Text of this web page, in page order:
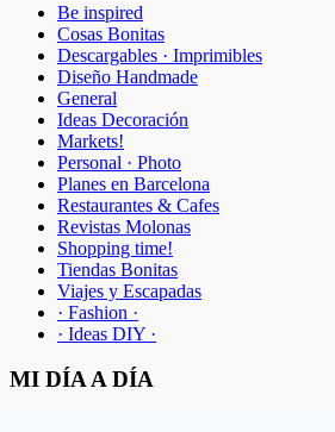
Be inspired
Cosas Bonitas
Descargables · Imprimibles
Diseño Handmade
General
Ideas Decoración
Markets!
Personal · Photo
Planes en Barcelona
Restaurantes & Cafes
Revistas Molonas
Shopping time!
Tiendas Bonitas
Viajes y Escapadas
· Fashion ·
· Ideas DIY ·
MI DÍA A DÍA